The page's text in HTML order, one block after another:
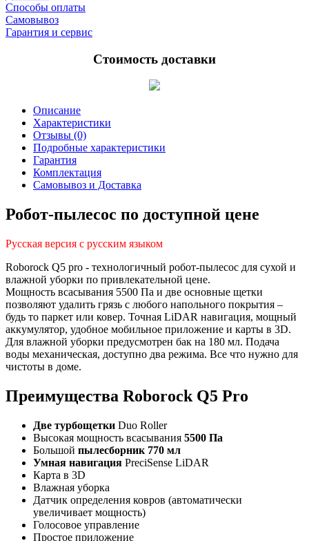
Способы оплаты
Самовывоз
Гарантия и сервис
Стоимость доставки
Описание
Характеристики
Отзывы (0)
Подробные характеристики
Гарантия
Комплектация
Самовывоз и Доставка
Робот-пылесос по доступной цене
Русская версия с русским языком
Roborock Q5 pro - технологичный робот-пылесос для сухой и
влажной уборки по привлекательной цене.
Мощность всасывания 5500 Па и две основные щетки
позволяют удалить грязь с любого напольного покрытия –
будь то паркет или ковер. Точная LiDAR навигация, мощный
аккумулятор, удобное мобильное приложение и карты в 3D.
Для влажной уборки предусмотрен бак на 180 мл. Подача
воды механическая, доступно два режима. Все что нужно для
чистоты в доме.
Преимущества Roborock Q5 Pro
Две турбощетки Duo Roller
Высокая мощность всасывания 5500 Па
Большой пылесборник 770 мл
Умная навигация PreciSense LiDAR
Карта в 3D
Влажная уборка
Датчик определения ковров (автоматически
увеличивает мощность)
Голосовое управление
Простое приложение